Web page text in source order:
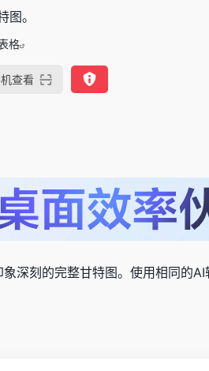
。
格
查看
深刻的完整甘特图。使用相同的